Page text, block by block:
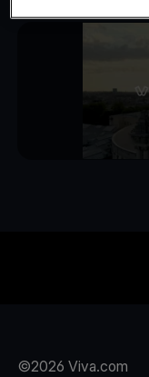
©2026 Viva.com